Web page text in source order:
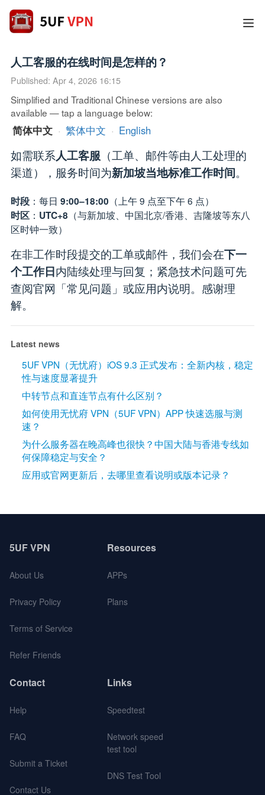
人工客服的在线时间是怎样的？
Published: Apr 4, 2026 16:15
Simplified and Traditional Chinese versions are also
available — tap a language below:
简体中文 · 繁体中文 · English
如需联系人工客服 （工单、邮件等由人工处理的
渠道），服务时间为新加坡当地标准工作时间。
时段：每日 9:00–18:00 （上午 9 点至下午 6 点）
时区： UTC+8 （与新加坡、中国北京/香港、吉隆坡等东八
区时钟一致）
在非工作时段提交的工单或邮件，我们会在下一
个工作日内陆续处理与回复；紧急技术问题可先
查阅官网「常见问题」或应用内说明。感谢理
解。
Latest news
5UF VPN（无忧府）iOS 9.3 正式发布：全新内核，稳定
性与速度显著提升
中转节点和直连节点有什么区别？
如何使用无忧府 VPN（5UF VPN）APP 快速选服与测
速？
为什么服务器在晚高峰也很快？中国大陆与香港专线如
何保障稳定与安全？
应用或官网更新后，去哪里查看说明或版本记录？
5UF VPN
About Us
Privacy Policy
Terms of Service
Refer Friends
Resources
APPs
Plans
Contact
Help
FAQ
Submit a Ticket
Contact Us
Links
Speedtest
Network speed
test tool
DNS Test Tool